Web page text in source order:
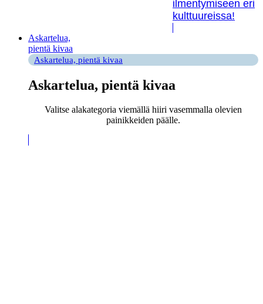
ilmentymiseen eri
kulttuureissa!
Askartelua,
pientä kivaa
Askartelua, pientä kivaa
Askartelua, pientä kivaa
Valitse alakategoria viemällä hiiri vasemmalla olevien
painikkeiden päälle.